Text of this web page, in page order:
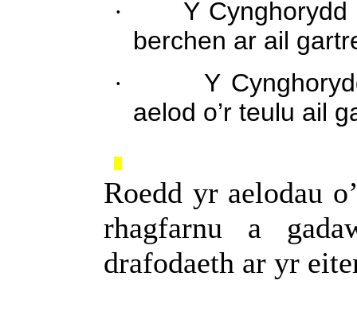
·
Y
berchen ar ail
·
Y
aelod o’r teulu ail
Roedd yr aelodau
rhagfarnu a
drafodaeth ar yr